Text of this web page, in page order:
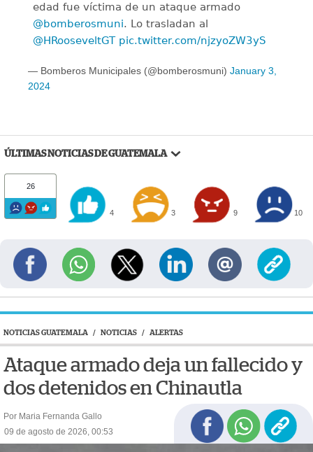
edad fue víctima de un ataque armado
@bomberosmuni. Lo trasladan al
@HRooseveltGT pic.twitter.com/njzyoZW3yS
— Bomberos Municipales (@bomberosmuni) January 3,
2024
ÚLTIMAS NOTICIAS DE GUATEMALA
26
4 3 9 10
NOTICIAS GUATEMALA / NOTICIAS / ALERTAS
Ataque armado deja un fallecido y
dos detenidos en Chinautla
Por Maria Fernanda Gallo
09 de agosto de 2026, 00:53